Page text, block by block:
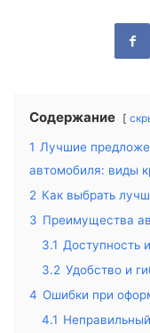
Содержание
1 Лучшие
автомобиля: виды
2 Как выбрать
3 Преимущества
3.1 Доступность
3.2 Удобство и
4 Ошибки при
4.1